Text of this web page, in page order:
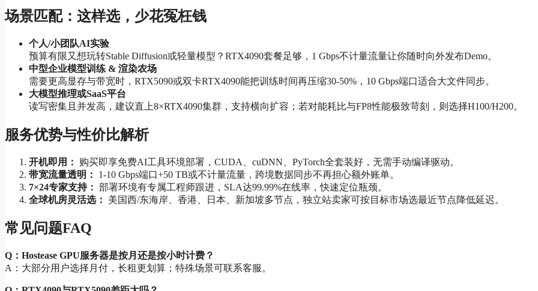
场景匹配：这样选，少花冤枉钱
个人/小团队AI实验
预算有限又想玩转Stable Diffusion或轻量模型？RTX4090套餐足够，1 Gbps不计量流量让你随时向外发布Demo。
中型企业模型训练 & 渲染农场
需要更高显存与带宽时，RTX5090或双卡RTX4090能把训练时间再压缩30-50%，10 Gbps端口适合大文件同步。
大模型推理或SaaS平台
读写密集且并发高，建议直上8×RTX4090集群，支持横向扩容；若对能耗比与FP8性能极致苛刻，则选择H100/H200。
服务优势与性价比解析
开机即用：
购买即享免费AI工具环境部署，CUDA、cuDNN、PyTorch全套装好，无需手动编译驱动。
带宽流量透明：
1-10 Gbps端口+50 TB或不计量流量，跨境数据同步不再担心额外账单。
7×24专家支持： 部署环境有专属工程师跟进，SLA达99.99%在线率，快速定位瓶颈。
全球机房灵活选：
美国西/东海岸、香港、日本、新加坡多节点，独立站卖家可按目标市场选最近节点降低延迟。
常见问题FAQ
Q：Hostease GPU服务器是按月还是按小时计费？
A：大部分用户选择月付，长租更划算；特殊场景可联系客服。